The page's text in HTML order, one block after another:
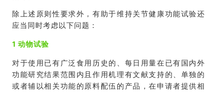
除上述原则性要求外，有助于维持关节健康功能试验还
应当同时考虑以下问题：
1 动物试验
对于使用已有广泛食用历史的
每日用量在已有国内外
功能研究结果范围内 且作用机理有文献支持的 单独 的
或者辅以相关功能的 原料配伍的产品，在申请者提供相